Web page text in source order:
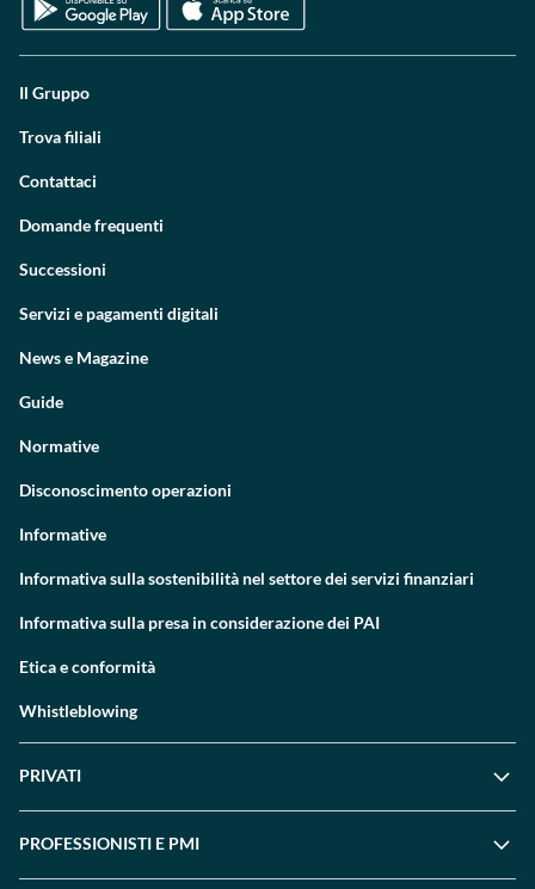
Il Gruppo
Trova filiali
Contattaci
Domande frequenti
Successioni
Servizi e pagamenti digitali
News e Magazine
Guide
Normative
Disconoscimento operazioni
Informative
Informativa sulla sostenibilità nel settore dei servizi finanziari
Informativa sulla presa in considerazione dei PAI
Etica e conformità
Whistleblowing
PRIVATI
PROFESSIONISTI E PMI